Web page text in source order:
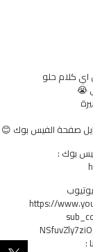
اي كلام حلو
😭
صفحة الفيس بوك 😊
بوك :
https://
: